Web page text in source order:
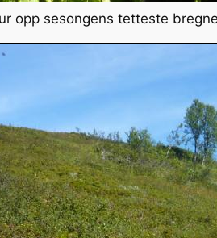
opp sesongens tetteste